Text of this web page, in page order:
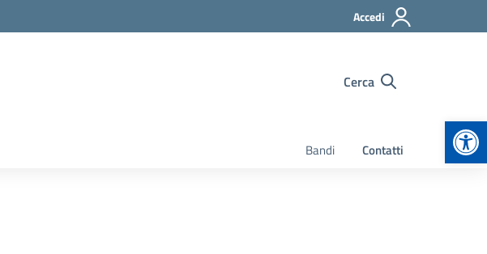
Accedi
Cerca
Bandi Contatti